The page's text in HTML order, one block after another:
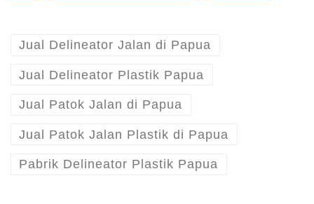
Jual Delineator Jalan di Papua
Jual Delineator Plastik Papua
Jual Patok Jalan di Papua
Jual Patok Jalan Plastik di Papua
Pabrik Delineator Plastik Papua